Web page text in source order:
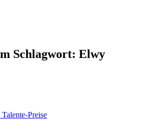
Schlagwort: Elwy